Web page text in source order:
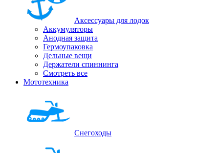
Аксессуары для лодок
Аккумуляторы
Анодная защита
Гермоупаковка
Дельные вещи
Держатели спиннинга
Смотреть все
Мототехника
Снегоходы